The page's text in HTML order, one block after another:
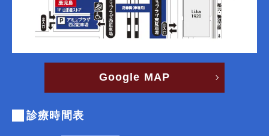
Google MAP
診療時間表